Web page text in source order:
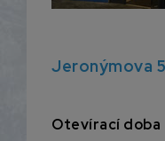
Jeronýmova
Otevírací doba